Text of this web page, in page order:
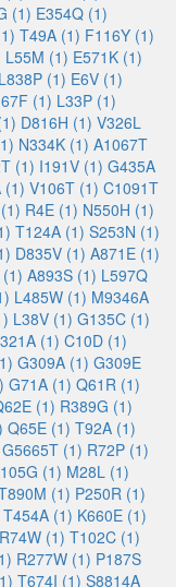
(1) E354Q (1)
T49A (1) F116Y (1)
L55M (1) E571K (1)
L838P (1) E6V (1)
(1) L33P (1)
D816H (1) V326L
N334K (1) A1067T
(1) I191V (1) G435A
(1) V106T (1) C1091T
R4E (1) N550H (1)
T124A (1) S253N (1)
D835V (1) A871E (1)
A893S (1) L597Q
L485W (1) M9346A
L38V (1) G135C (1)
(1) C10D (1)
G309A (1) G309E
G71A (1) Q61R (1)
(1) R389G (1)
Q65E (1) T92A (1)
G5665T (1) R72P (1)
(1) M28L (1)
(1) P250R (1)
T454A (1) K660E (1)
R74W (1) T102C (1)
R277W (1) P187S
T674I (1) S8814A